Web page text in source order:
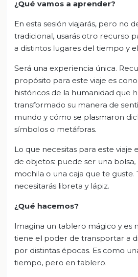
¿Qué vamos a aprender?
En esta sesión viajarás, pero no
tradicional, usarás otro recurso
a distintos lugares del tiempo y
Será una experiencia única.
propósito para este viaje es
históricos de la humanidad que
transformado su manera de
mundo y cómo se plasmaron
símbolos o metáforas.
Lo que necesitas para este viaje
de objetos: puede ser una
mochila o una caja que te guste.
necesitarás libreta y lápiz.
¿Qué hacemos?
Imagina un tablero mágico y es
tiene el poder de transportar a
por distintas épocas. Es como
tiempo, pero en tablero.